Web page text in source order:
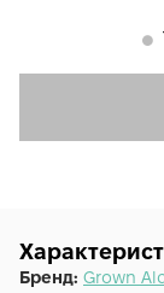
𒊹
Бренд: Grown